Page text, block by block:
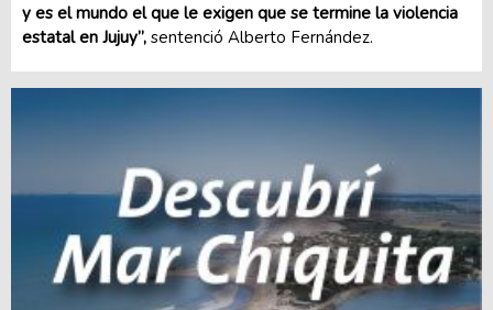
y es el mundo el que le exigen que se termine la violencia
estatal en Jujuy”, sentenció Alberto Fernández.